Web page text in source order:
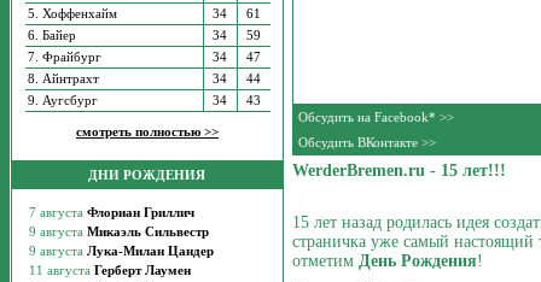
5. Хоффенхайм
34
61
6. Байер
34
59
7. Фрайбург
34
47
8. Айнтрахт
34
44
9. Аугсбург
34 43
смотреть полностью >>
ДНИ РОЖДЕНИЯ
Обсудить на Facebook* >>
Обсудить ВКонтакте >>
WerderBremen.ru - 15 лет!!!
15 лет назад родилась идея
страничка уже самый настоящий
отметим День Рождения!